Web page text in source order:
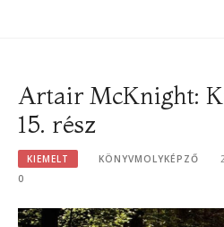
Artair McKnight:
15. rész
KIEMELT KÖNYVMOLYKÉPZŐ
0